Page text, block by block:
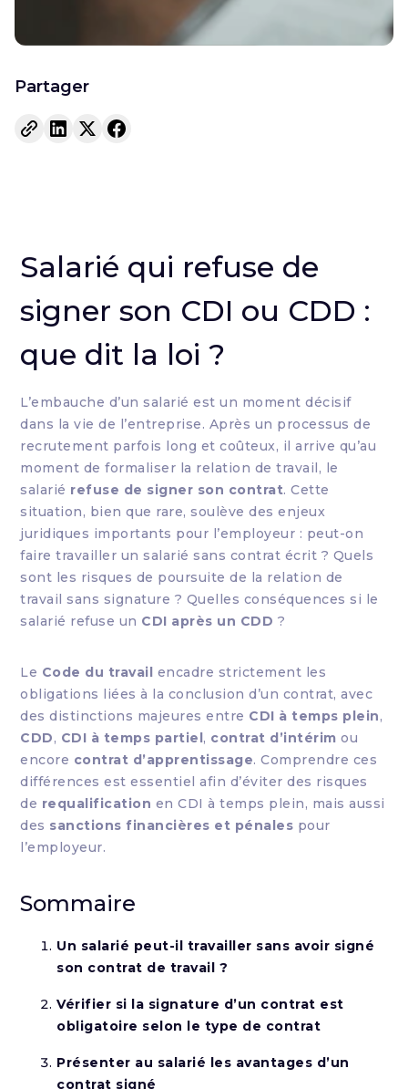
Partager
Salarié qui refuse de
signer son CDI ou CDD :
que dit la loi ?
L’embauche d’un salarié est un moment décisif
dans la vie de l’entreprise. Après un processus de
recrutement parfois long et coûteux, il arrive qu’au
moment de formaliser la relation de travail, le
salarié refuse de signer son contrat. Cette
situation, bien que rare, soulève des enjeux
juridiques importants pour l’employeur : peut-on
faire travailler un salarié sans contrat écrit ? Quels
sont les risques de poursuite de la relation de
travail sans signature ? Quelles conséquences si le
salarié refuse un CDI après un CDD ?
Le Code du travail encadre strictement les
obligations liées à la conclusion d’un contrat, avec
des distinctions majeures entre CDI à temps plein,
CDD, CDI à temps partiel, contrat d’intérim ou
encore contrat d’apprentissage. Comprendre ces
différences est essentiel afin d’éviter des risques
de requalification en CDI à temps plein, mais aussi
des sanctions financières et pénales pour
l’employeur.
Sommaire
Un salarié peut-il travailler sans avoir signé
son contrat de travail ?
Vérifier si la signature d’un contrat est
obligatoire selon le type de contrat
Présenter au salarié les avantages d’un
contrat signé